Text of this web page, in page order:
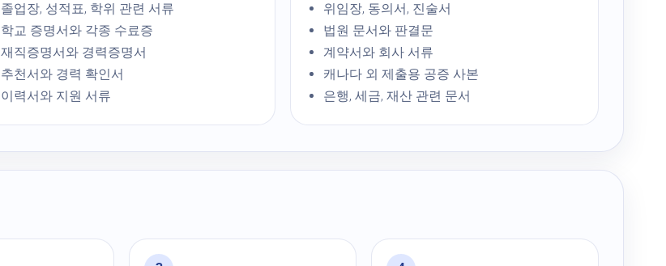
졸업장, 성적표, 학위 관련 서류
학교 증명서와 각종 수료증
재직증명서와 경력증명서
추천서와 경력 확인서
이력서와 지원 서류
위임장, 동의서, 진술서
법원 문서와 판결문
계약서와 회사 서류
캐나다 외 제출용 공증 사본
은행, 세금, 재산 관련 문서